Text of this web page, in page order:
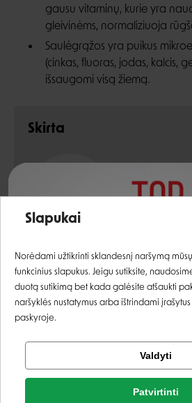
Rašyti atsiliepimą
gausu vitaminų, kurie yra
gleivinėms, normaliziuoja
Saulėgrąžos yra puikus
(cinkas, fluoras, jodas, kalcis,
išsaugomi visą žiemą.
Skirta
PAUKŠČIAMS
Energetinė vertė:
Analitinės sudedamosios
Registruotis
Facebook
Slapukai
Norėdami užtikrinti sklandesnį naršymą
funkcinius slapukus. Jeigu sutiksite,
duotą sutikimą bet kada galėsite atšaukti
naršyklės nustatymus arba ištrindami
paskyroje.
Valdyti
Patvirtinti